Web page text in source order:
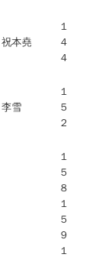
祝本堯
1
4
4
李雪
1
5
2
1
5
8
1
5
9
1